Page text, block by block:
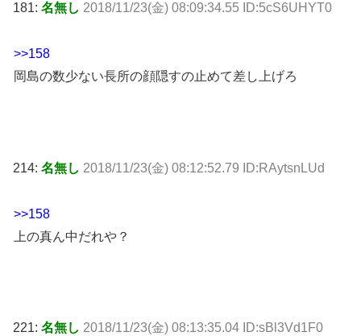
181: 名無し 2018/11/23(金) 08:09:34.55 ID:5cS6UHYT0
>>158
岡島の数少ない長所の顔隠すの止めて差し上げろ
214: 名無し 2018/11/23(金) 08:12:52.79 ID:RAytsnLUd
>>158
上の真ん中だれや？
221: 名無し 2018/11/23(金) 08:13:35.04 ID:sBl3Vd1F0